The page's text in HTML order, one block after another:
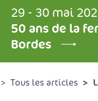
29 - 30 mai
50 ans de la
Bordes
Tous les articles